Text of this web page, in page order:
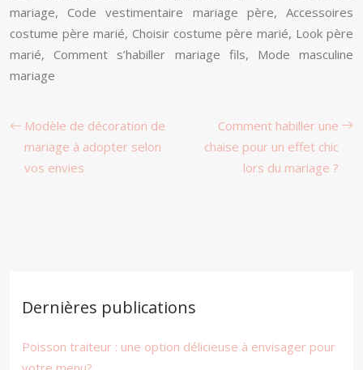
mariage, Code vestimentaire mariage père, Accessoires
costume père marié, Choisir costume père marié, Look père
marié, Comment s’habiller mariage fils, Mode masculine
mariage
Modèle de décoration de
mariage à adopter selon
vos envies
Comment habiller une
chaise pour un effet chic
lors du mariage ?
Dernières publications
Poisson traiteur : une option délicieuse à envisager pour